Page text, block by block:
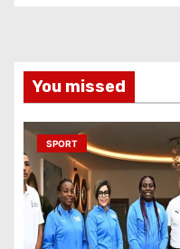
You missed
SPORT